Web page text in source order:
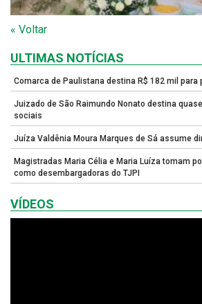
« Voltar
ULTIMAS NOTÍCIAS
Comarca de Paulistana destina R$ 182 mil para
Juizado de São Raimundo Nonato destina
sociais
Juíza Valdênia Moura Marques de Sá assume
Magistradas Maria Célia e Maria Luíza tomam
como desembargadoras do TJPI
VÍDEOS